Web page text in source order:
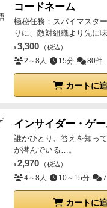
コードネーム
極秘任務：スパイマスタ
りに、敵対組織より先に
¥ 3,300 （税込）
2～8人 15分 80件
カートに
インサイダー・ゲ
誰かひとり、答えを知っ
が潜んでいる…。
¥ 2,970 （税込）
4～8人 10～15分
カートに